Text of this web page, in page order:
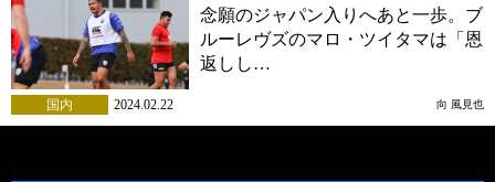
念願のジャパン入りへあと一歩。ブ
ルーレヴズのマロ・ツイタマは「恩
返しし…
国内 2024.02.22 向 風見也